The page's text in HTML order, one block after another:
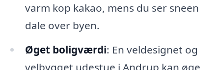
varm kop kakao, mens du ser sneen
dale over byen.
Øget boligværdi: En veldesignet og
velbygget udestue i Andrup kan øge